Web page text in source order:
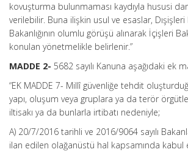
kovuşturma bulunmaması kaydıyla hususi
verilebilir. Buna ilişkin usul ve esaslar, Dışişleri
Bakanlığının olumlu görüşü alınarak İçişleri
konulan yönetmelikle belirlenir.”
MADDE 2- 5682 sayılı Kanuna aşağıdaki ek
“EK MADDE 7- Millî güvenliğe tehdit
yapı, oluşum veya gruplara ya da terör
iltisakı ya da bunlarla irtibatı nedeniyle;
A) 20/7/2016 tarihli ve 2016/9064 sayılı
ilan edilen olağanüstü hal kapsamında kabul